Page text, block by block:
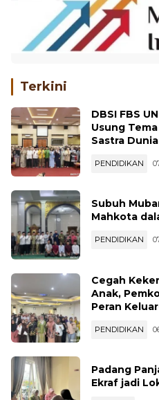
Terkini
DBSI FBS
Usung
Sastra Dunia
PENDIDIKAN
Subuh
Mahkota
PENDIDIKAN
Cegah
Anak,
Peran
PENDIDIKAN
Padang
Ekraf jadi